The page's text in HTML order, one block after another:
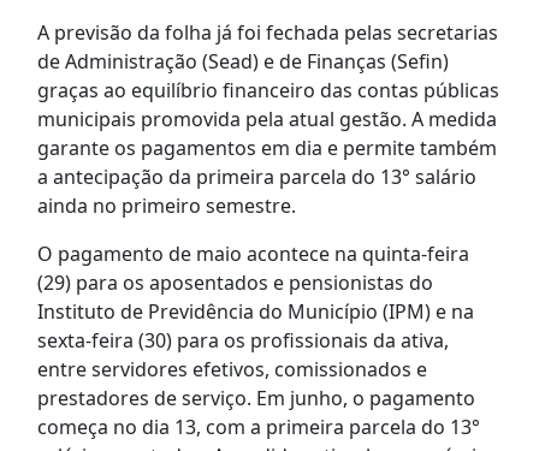
A previsão da folha já foi fechada pelas secretarias
de Administração (Sead) e de Finanças (Sefin)
graças ao equilíbrio financeiro das contas públicas
municipais promovida pela atual gestão. A medida
garante os pagamentos em dia e permite também
a antecipação da primeira parcela do 13° salário
ainda no primeiro semestre.
O pagamento de maio acontece na quinta-feira
(29) para os aposentados e pensionistas do
Instituto de Previdência do Município (IPM) e na
sexta-feira (30) para os profissionais da ativa,
entre servidores efetivos, comissionados e
prestadores de serviço. Em junho, o pagamento
começa no dia 13, com a primeira parcela do 13°